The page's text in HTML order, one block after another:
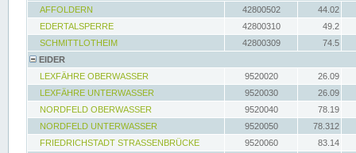
AFFOLDERN
42800502
44.02
EDERTALSPERRE
42800310
49.2
SCHMITTLOTHEIM
42800309
74.5
EIDER
LEXFÄHRE OBERWASSER
9520020
26.09
LEXFÄHRE UNTERWASSER
9520030
26.09
NORDFELD OBERWASSER
9520040
78.19
NORDFELD UNTERWASSER
9520050
78.312
FRIEDRICHSTADT STRASSENBRÜCKE
9520060
83.14